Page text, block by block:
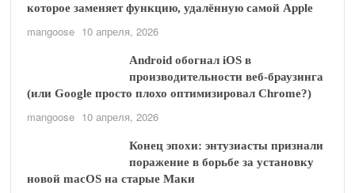
которое заменяет функцию, удалённую самой Apple
mangoose 10 апреля, 2026
Android обогнал iOS в
производительности веб-браузинга
(или Google просто плохо оптимизировал Chrome?)
mangoose 10 апреля, 2026
Конец эпохи: энтузиасты признали
поражение в борьбе за установку
новой macOS на старые Маки